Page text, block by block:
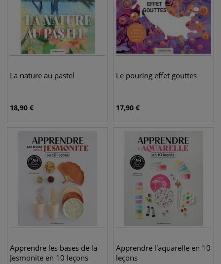
La nature au pastel
18,90 €
Le pouring effet gouttes
17,90 €
Apprendre les bases de la
Jesmonite en 10 leçons
Apprendre l'aquarelle en 10
leçons